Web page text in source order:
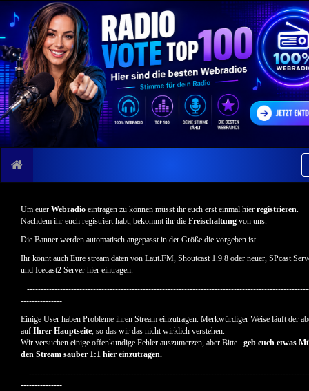
Um euer Webradio eintragen zu können müsst ihr euch erst einmal hier registrieren
Nachdem ihr euch registriert habt, bekommt ihr die Freischaltung von uns.
Die Banner werden automatisch angepasst in der Größe die vorgeben ist.
Ihr könnt auch Eure stream daten von Laut.FM, Shoutcast 1.9.8 oder neuer, SPcast
und Icecast2 Server hier eintragen.
---------------
Einige User haben Probleme ihren Stream einzutragen. Merkwürdiger Weise läuft der
auf Ihrer Hauptseite, so das wir das nicht wirklich verstehen.
Wir versuchen einige offenkundige Fehler auszumerzen, aber Bitte...geb euch etwas
den Stream sauber 1:1 hier einzutragen.
---------------